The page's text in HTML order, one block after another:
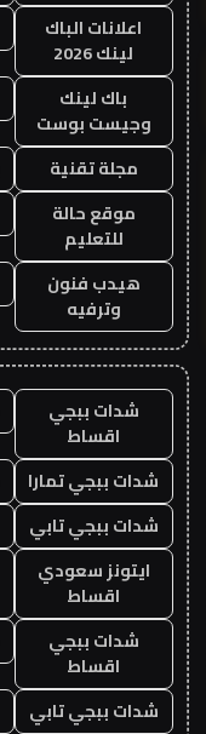
اعلانات الباك
لينك 2026
باك لينك
وجيست بوست
مجلة تقنية
موقع حالة
للتعليم
هيدب فنون
وترفيه
شدات ببجي
اقساط
شدات ببجي تمارا
شدات ببجي تابي
ايتونز سعودي
اقساط
شدات ببجي
اقساط
شدات ببجي تابي